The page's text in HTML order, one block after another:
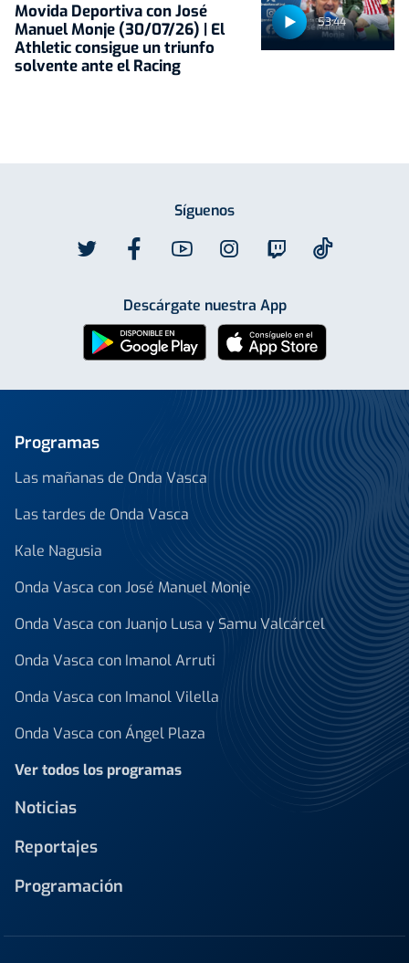
53:44
Movida Deportiva con José
Manuel Monje (30/07/26) | El
Athletic consigue un triunfo
solvente ante el Racing
Síguenos
Descárgate nuestra App
Programas
Las mañanas de Onda Vasca
Las tardes de Onda Vasca
Kale Nagusia
Onda Vasca con José Manuel Monje
Onda Vasca con Juanjo Lusa y Samu Valcárcel
Onda Vasca con Imanol Arruti
Onda Vasca con Imanol Vilella
Onda Vasca con Ángel Plaza
Ver todos los programas
Noticias
Reportajes
Programación